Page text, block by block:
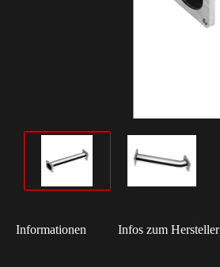
Informationen Infos zum Hersteller